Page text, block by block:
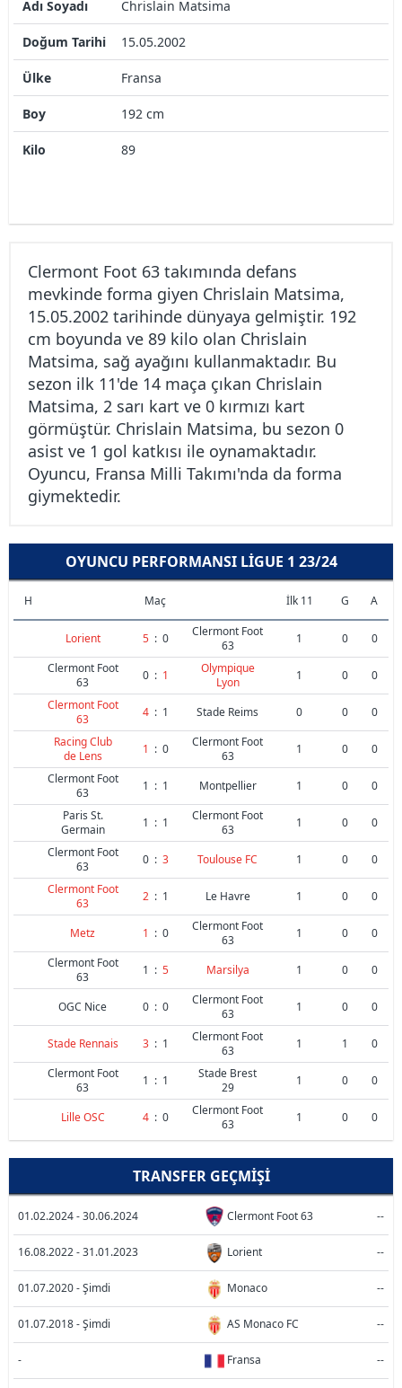
Adı Soyadı Chrislain Matsima
Doğum Tarihi 15.05.2002
Ülke Fransa
Boy 192 cm
Kilo 89
Clermont Foot 63 takımında defans
mevkinde forma giyen Chrislain Matsima,
15.05.2002 tarihinde dünyaya gelmiştir. 192
cm boyunda ve 89 kilo olan Chrislain
Matsima, sağ ayağını kullanmaktadır. Bu
sezon ilk 11'de 14 maça çıkan Chrislain
Matsima, 2 sarı kart ve 0 kırmızı kart
görmüştür. Chrislain Matsima, bu sezon 0
asist ve 1 gol katkısı ile oynamaktadır.
Oyuncu, Fransa Milli Takımı'nda da forma
giymektedir.
OYUNCU PERFORMANSI LIGUE 1 23/24
H Maç İlk 11 G A
Lorient 5 : 0
Clermont Foot
63
1 0
0
Clermont Foot
63
0 : 1
Olympique
Lyon
1 0
0
Clermont Foot
63
4 : 1 Stade Reims 0 0
0
Racing Club
de Lens
1 : 0
Clermont Foot
63
1 0
0
Clermont Foot
63
1 : 1 Montpellier 1 0
0
Paris St.
Germain
1 : 1
Clermont Foot
63
1 0
0
Clermont Foot
63
0 : 3 Toulouse FC 1 0
0
Clermont Foot
63
2 : 1 Le Havre 1 0 0
Metz 1 : 0
Clermont Foot
63
1 0
0
Clermont Foot
63
1 : 5 Marsilya 1 0 0
OGC Nice 0 : 0
Clermont Foot
63
1 0 0
Stade Rennais 3 : 1
Clermont Foot
63
1 1
0
Clermont Foot
63
1 : 1
Stade Brest
29
1 0 0
Lille OSC 4 : 0
Clermont Foot
63
1 0 0
TRANSFER GEÇMIŞI
01.02.2024 - 30.06.2024 Clermont Foot 63 --
16.08.2022 - 31.01.2023 Lorient --
01.07.2020 - Şimdi Monaco --
01.07.2018 - Şimdi AS Monaco FC --
- Fransa --